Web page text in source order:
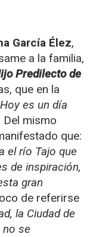
García Élez,
a la familia,
Predilecto de
que en la
Hoy es un día
Del mismo
que:
el río Tajo que
de inspiración,
gran
de referirse
la Ciudad de
no se